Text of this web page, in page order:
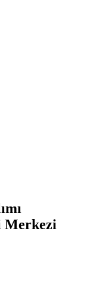
Merkezi